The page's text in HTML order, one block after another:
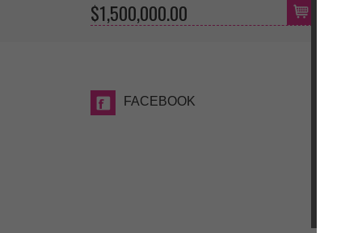
$1,500,000.00
FACEBOOK